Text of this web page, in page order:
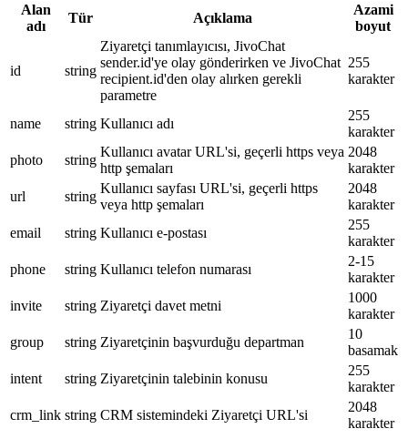
Alan
adı
Tür Açıklama
Azami
boyut
id string
Ziyaretçi tanımlayıcısı, JivoChat
sender.id'ye olay gönderirken ve JivoChat
recipient.id'den olay alırken gerekli
parametre
255
karakter
name string Kullanıcı adı
255
karakter
photo
string
Kullanıcı avatar URL'si, geçerli https veya
http şemaları
2048
karakter
url
string
Kullanıcı sayfası URL'si, geçerli https
veya http şemaları
2048
karakter
email
string Kullanıcı e-postası
255
karakter
phone
string Kullanıcı telefon numarası
2-15
karakter
invite
string Ziyaretçi davet metni
1000
karakter
group
string Ziyaretçinin başvurduğu departman
10
basamak
intent
string Ziyaretçinin talebinin konusu
255
karakter
crm_link string CRM sistemindeki Ziyaretçi URL'si
2048
karakter